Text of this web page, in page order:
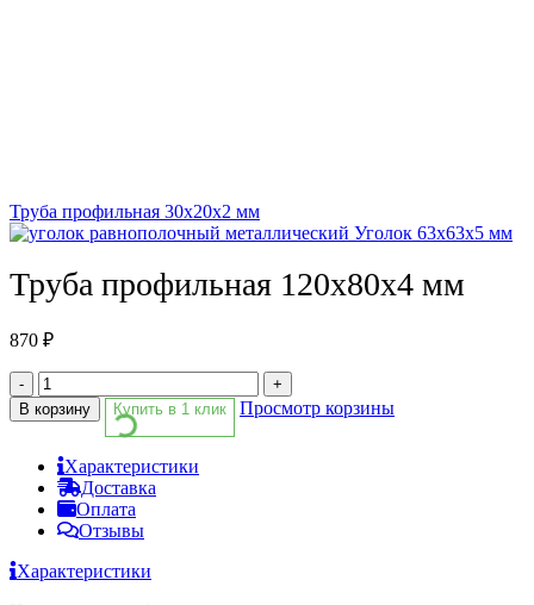
Труба профильная 30х20х2 мм
Уголок 63х63х5 мм
Труба профильная 120х80х4 мм
870 ₽
-
+
В корзину
Купить в 1 клик Просмотр корзины
Характеристики
Доставка
Оплата
Отзывы
Характеристики